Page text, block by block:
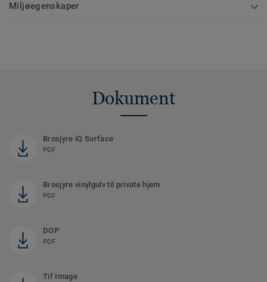
Miljøegenskaper
Dokument
Brosjyre iQ Surface
PDF
Brosjyre vinylgulv til private hjem
PDF
DOP
PDF
Tif Image